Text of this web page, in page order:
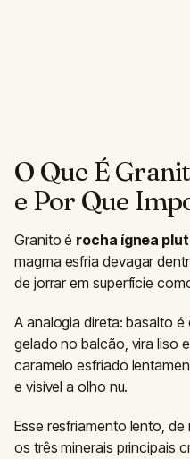
O Que É
e Por Que
Granito é rocha ígnea
magma esfria devagar
de jorrar em superfície
A analogia direta: basalto
gelado no balcão, vira liso
caramelo esfriado
e visível a olho nu.
Esse resfriamento lento,
os três minerais principais